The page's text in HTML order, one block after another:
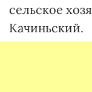
сельское
Качиньский.